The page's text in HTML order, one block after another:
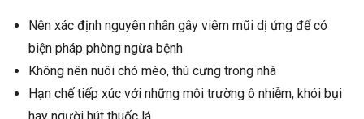
Nên xác định nguyên nhân gây viêm mũi dị ứng để có
biện pháp phòng ngừa bệnh
Không nên nuôi chó mèo, thú cưng trong nhà
Hạn chế tiếp xúc với những môi trường ô nhiễm, khói bụi